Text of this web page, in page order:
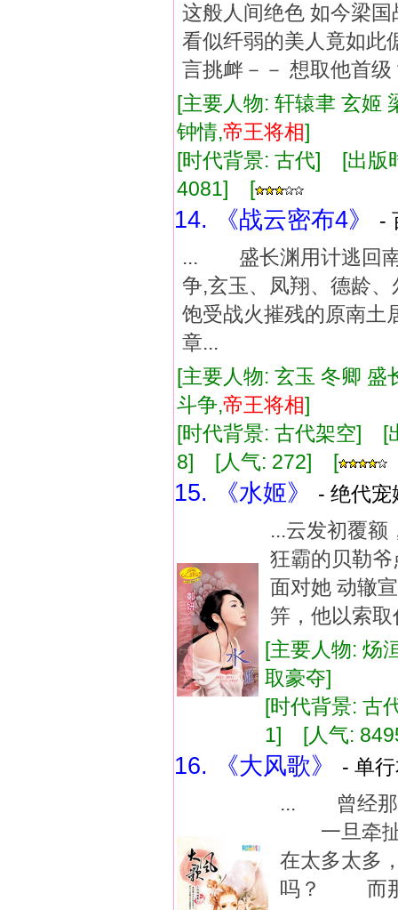
这般人间绝色 如今梁
看似纤弱的美人竟如此
言挑衅－－ 想取他首
[主要人物: 轩辕聿 玄
钟情,帝王将相]
[时代背景: 古代] [出
4081] [
14. 《战云密布4》
-
... 盛长渊用计逃回
争,玄玉、凤翔、德龄
饱受战火摧残的原南
章...
[主要人物: 玄玉 冬卿
斗争,帝王将相]
[时代背景: 古代架空] [
8] [人气: 272] [
15. 《水姬》
- 绝代
...云发初覆额
狂霸的贝勒
面对她 动辙
笄，他以索
[主要人物:
取豪夺]
[时代背景:
1] [人气:
16. 《大风歌》
- 单
... 曾经那
一旦牵扯
在太多太
吗？ 而那